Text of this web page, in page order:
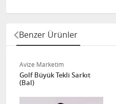
Benzer Ürünler
Avize Marketim
Golf Büyük Tekli Sarkıt
(Bal)